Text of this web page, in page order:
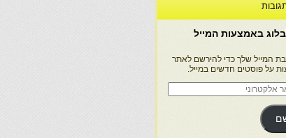
באמצעות המייל
המייל שלך כדי להירשם לאתר
על פוסטים חדשים במייל.